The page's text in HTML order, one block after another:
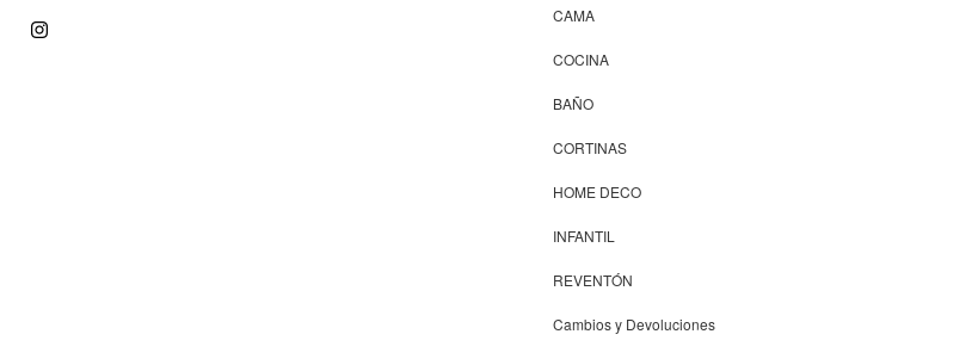
CAMA
COCINA
BAÑO
CORTINAS
HOME DECO
INFANTIL
REVENTÓN
Cambios y Devoluciones